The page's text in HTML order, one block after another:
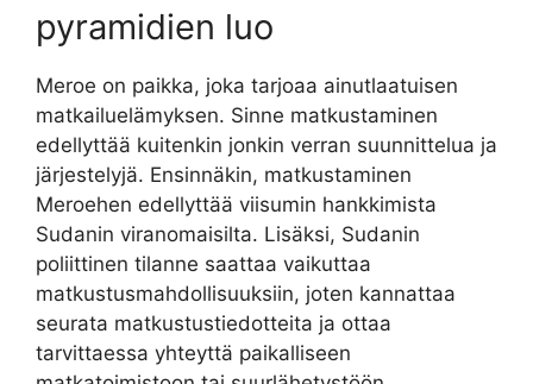
pyramidien luo
Meroe on paikka, joka tarjoaa ainutlaatuisen
matkailuelämyksen. Sinne matkustaminen
edellyttää kuitenkin jonkin verran suunnittelua ja
järjestelyjä. Ensinnäkin, matkustaminen
Meroehen edellyttää viisumin hankkimista
Sudanin viranomaisilta. Lisäksi, Sudanin
poliittinen tilanne saattaa vaikuttaa
matkustusmahdollisuuksiin, joten kannattaa
seurata matkustustiedotteita ja ottaa
tarvittaessa yhteyttä paikalliseen